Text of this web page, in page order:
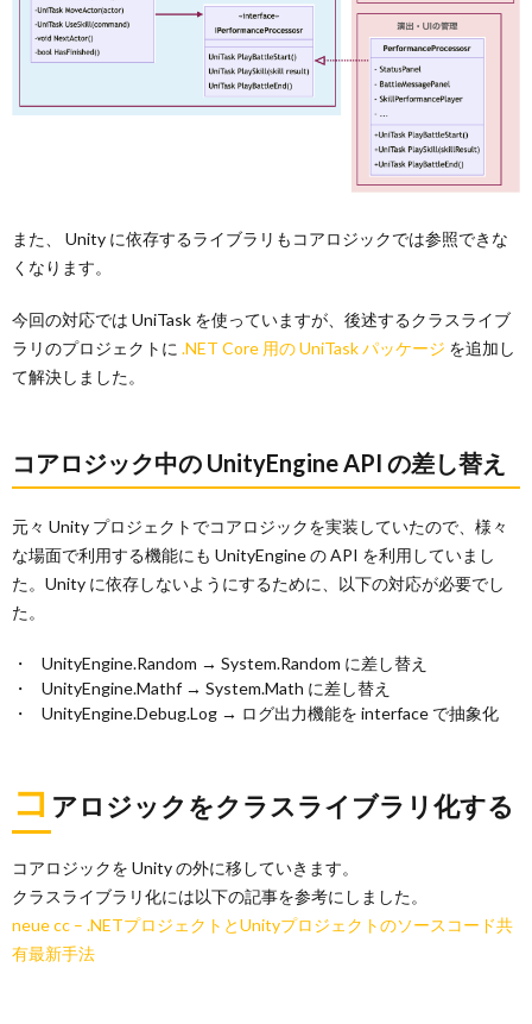
また、 Unity に依存するライブラリもコアロジックでは参照できな
くなります。
今回の対応では UniTask を使っていますが、後述するクラスライブ
ラリのプロジェクトに .NET Core 用の UniTask パッケージ を追加し
て解決しました。
コアロジック中の UnityEngine API の差し替え
元々 Unity プロジェクトでコアロジックを実装していたので、様々
な場面で利用する機能にも UnityEngine の API を利用していまし
た。Unity に依存しないようにするために、以下の対応が必要でし
た。
UnityEngine.Random → System.Random に差し替え
UnityEngine.Mathf → System.Math に差し替え
UnityEngine.Debug.Log → ログ出力機能を interface で抽象化
コ アロジックをクラスライブラリ化する
コアロジックを Unity の外に移していきます。
クラスライブラリ化には以下の記事を参考にしました。
neue cc – .NETプロジェクトとUnityプロジェクトのソースコード共
有最新手法